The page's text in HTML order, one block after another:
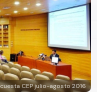
CEP julio-agosto 2016